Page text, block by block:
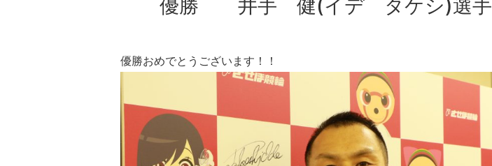
優勝 井手 健(イデ タケシ)選手
優勝おめでとうございます！！